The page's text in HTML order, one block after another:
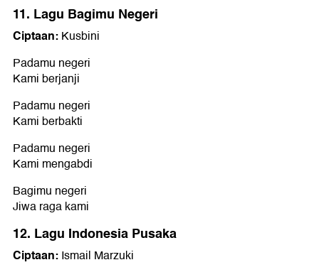
11. Lagu Bagimu Negeri
Ciptaan:Kusbini
Padamu negeri
Kami berjanji
Padamu negeri
Kami berbakti
Padamu negeri
Kami mengabdi
Bagimu negeri
Jiwa raga kami
12. Lagu Indonesia Pusaka
Ciptaan:Ismail Marzuki